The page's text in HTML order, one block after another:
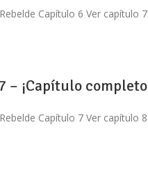
Capítulo 6 Ver
– ¡Capítulo
Capítulo 7 Ver